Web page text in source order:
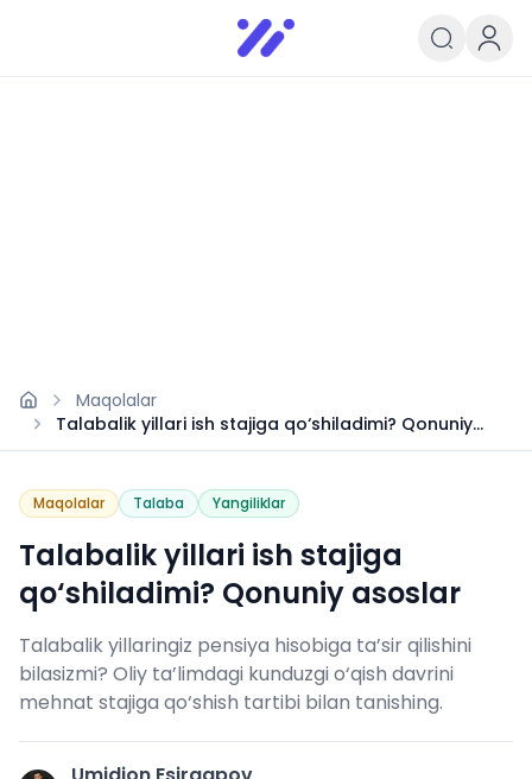
Infoedu
Ta&#039;lim xabarlari va
Maqolalar
Talabalik yillari ish stajiga qo‘shiladimi? Qonuniy
asoslar
Maqolalar Talaba Yangiliklar
Talabalik yillari ish stajiga
qo‘shiladimi? Qonuniy asoslar
Talabalik yillaringiz pensiya hisobiga ta’sir qilishini
bilasizmi? Oliy ta’limdagi kunduzgi o‘qish davrini
mehnat stajiga qo‘shish tartibi bilan tanishing.